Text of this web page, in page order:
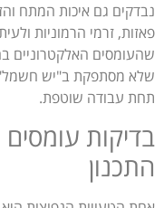
נבדקים גם איכות המתח
פאזות, זרמי הרמוניות
שהעומסים האלקטרוניים
שלא מסתפקת ב"יש
תחת עבודה שוטפת.
בדיקות
התכנון